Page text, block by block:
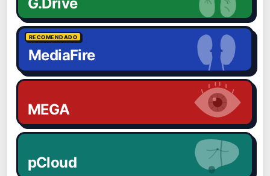
RECOMENDADO
MediaFire
MEGA
pCloud